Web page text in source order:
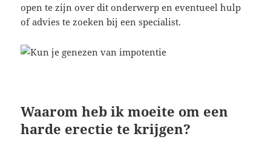
open te zijn over dit onderwerp en eventueel hulp
of advies te zoeken bij een specialist.
Waarom heb ik moeite om een
harde erectie te krijgen?